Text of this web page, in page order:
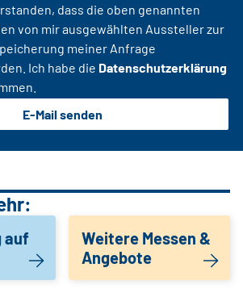
dass die oben genannten
von mir ausgewählten Aussteller zur
meiner Anfrage
Ich habe die Datenschutzerklärung
E-Mail senden
auf
Weitere Messen &
Angebote